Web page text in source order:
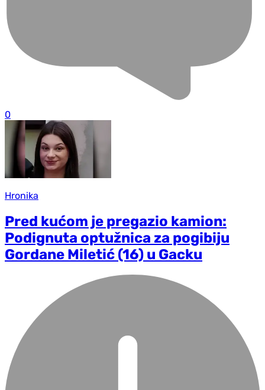
0
Hronika
Pred kućom je pregazio kamion:
Podignuta optužnica za pogibiju
Gordane Miletić (16) u Gacku